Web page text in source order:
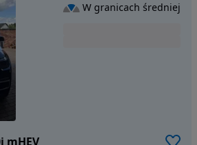
mHEV
W granicach średniej